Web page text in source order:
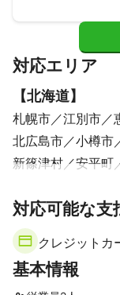
対応エリア
【北海道】
札幌市 江別市
北広島市
小樽市
新篠津村
安平町
対応可能な支
クレジットカ
基本情報